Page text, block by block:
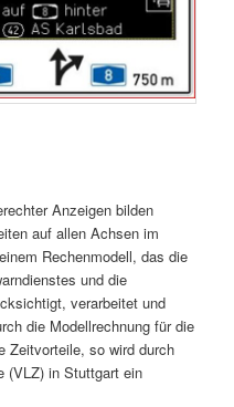
Anzeigen bilden
auf allen Achsen im
Rechenmodell, das die
und die
verarbeitet und
die Modellrechnung für die
Zeitvorteile, so wird durch
(VLZ) in Stuttgart ein